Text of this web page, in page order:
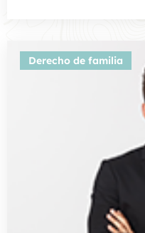
Derecho de familia